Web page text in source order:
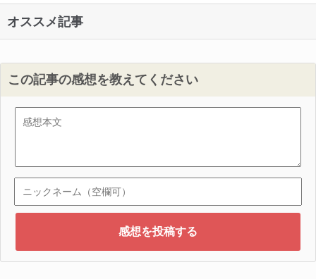
オススメ記事
この記事の感想を教えてください